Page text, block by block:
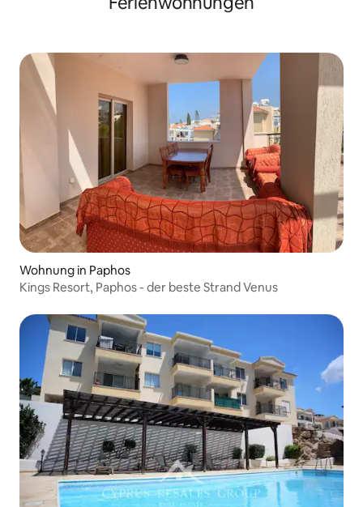
Wohnung in Paphos
Kings Resort, Paphos - der beste Strand Venus